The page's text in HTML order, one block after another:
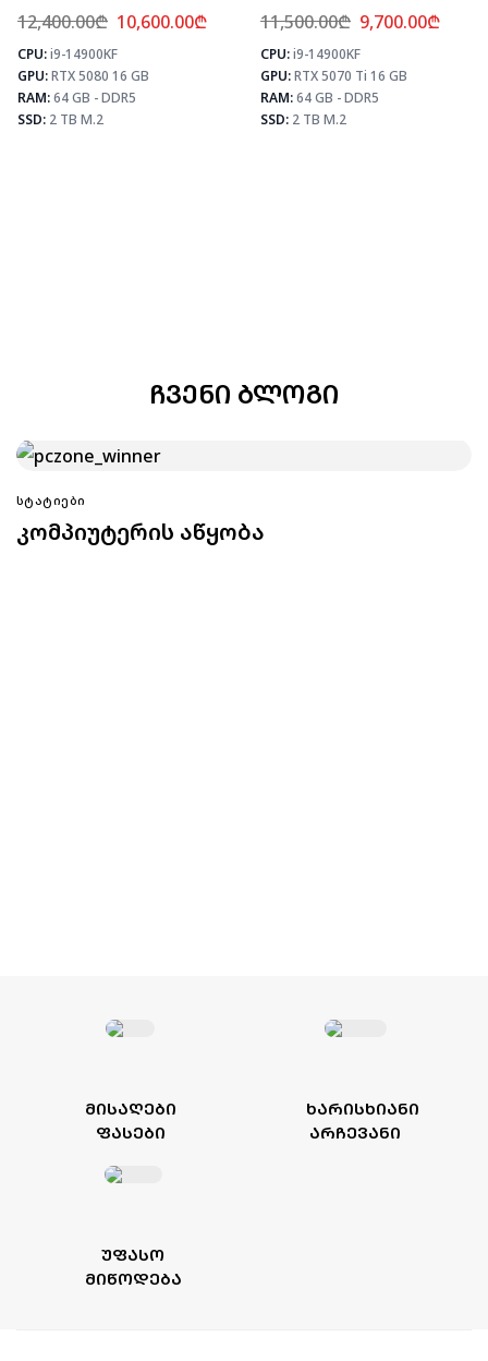
Z790 | SSD 2 TB M.2
12,400.00₾ 10,600.00₾
CPU:i9-14900KF
GPU:RTX 5080 16 GB
RAM:64 GB - DDR5
SSD: 2 TB M.2
⚡ MAX FPS
CS2
504
PUBG
307
Fortnite
361
Z790 | SSD 2 TB M.2
11,500.00₾ 9,700.00₾
CPU:i9-14900KF
GPU:RTX 5070 Ti 16 GB
RAM:64 GB - DDR5
SSD: 2 TB M.2
ᲩᲕᲔᲜᲘ ᲑᲚᲝᲒᲘ
ᲡᲢᲐᲢᲘᲔᲑᲘ
კომპიუტერის აწყობა
ᲮᲐᲠᲘᲡᲮᲘᲐᲜᲘ
ᲐᲠᲩᲔᲕᲐᲜᲘ
ᲛᲘᲡᲐᲦᲔᲑᲘ
ᲤᲐᲡᲔᲑᲘ
ᲣᲤᲐᲡᲝ
ᲛᲘᲬᲝᲓᲔᲑᲐ